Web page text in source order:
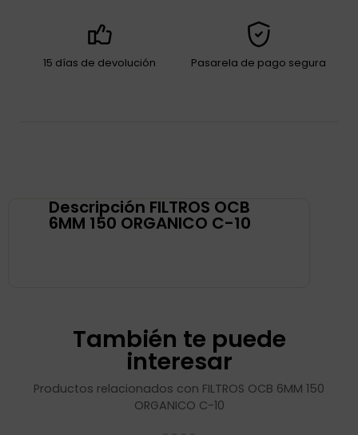
15 días de devolución Pasarela de pago segura
Descripción FILTROS OCB
6MM 150 ORGANICO C-10
También te puede
interesar
Productos relacionados con FILTROS OCB 6MM 150
ORGANICO C-10